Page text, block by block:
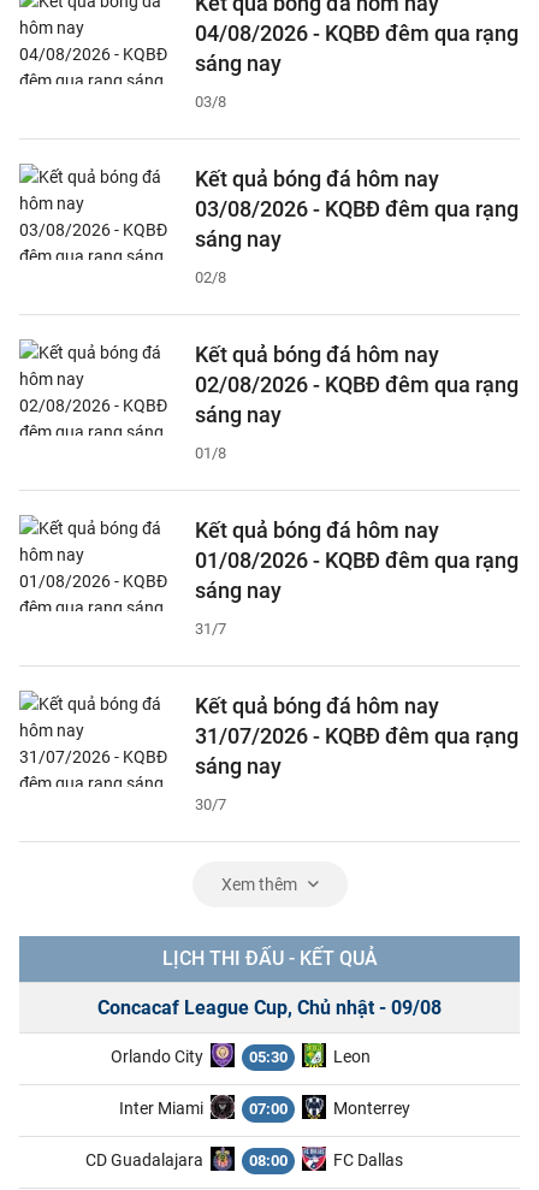
04/08/2026 - KQBĐ đêm qua rạng
sáng nay
03/8
Kết quả bóng đá hôm nay
03/08/2026 - KQBĐ đêm qua rạng
sáng nay
02/8
Kết quả bóng đá hôm nay
02/08/2026 - KQBĐ đêm qua rạng
sáng nay
01/8
Kết quả bóng đá hôm nay
01/08/2026 - KQBĐ đêm qua rạng
sáng nay
31/7
Kết quả bóng đá hôm nay
31/07/2026 - KQBĐ đêm qua rạng
sáng nay
30/7
Xem thêm
LỊCH THI ĐẤU - KẾT QUẢ
Concacaf League Cup, Chủ nhật - 09/08
Orlando City 05:30 Leon
Inter Miami 07:00 Monterrey
CD Guadalajara 08:00 FC Dallas